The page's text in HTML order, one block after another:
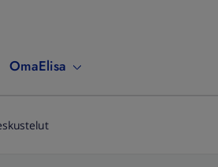
OmaElisa